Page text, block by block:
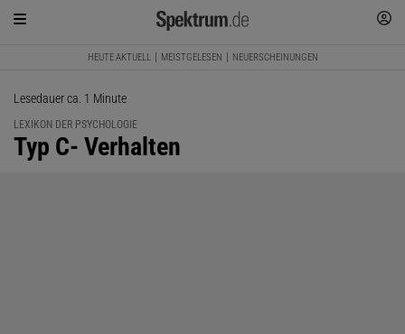
HEUTE AKTUELL MEISTGELESEN NEUERSCHEINUNGEN
Lesedauer ca. 1 Minute
LEXIKON DER PSYCHOLOGIE
:
Typ C- Verhalten